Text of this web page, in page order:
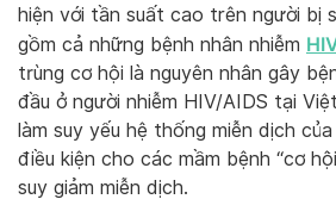
hiện với tần suất cao trên người bị
gồm cả những bệnh nhân nhiễm
trùng cơ hội là nguyên nhân gây
đầu ở người nhiễm HIV/AIDS tại
làm suy yếu hệ thống miễn dịch
điều kiện cho các mầm bệnh “cơ
suy giảm miễn dịch.